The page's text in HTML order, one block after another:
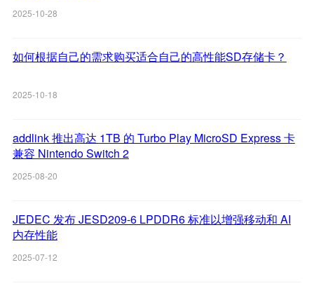
2025-10-28
如何根据自己的需求购买适合自己的高性能SD存储卡？
2025-10-18
addlink 推出高达 1TB 的 Turbo Play MicroSD Express 卡
兼容 Nintendo Switch 2
2025-08-20
JEDEC 发布 JESD209-6 LPDDR6 标准以增强移动和 AI
内存性能
2025-07-12